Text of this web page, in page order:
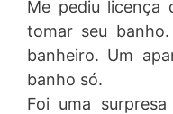
Me pediu licença
tomar seu
banheiro. Um
banho só.
Foi uma